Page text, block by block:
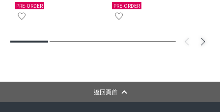
PRE-ORDER PRE-ORDER
返回頁首